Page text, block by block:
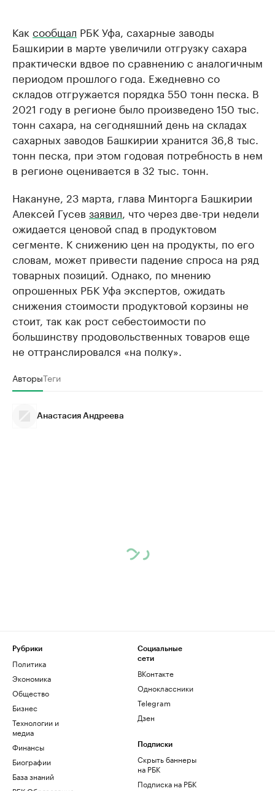
Как сообщал РБК Уфа, сахарные заводы
Башкирии в марте увеличили отгрузку сахара
практически вдвое по сравнению с аналогичным
периодом прошлого года. Ежедневно со
складов отгружается порядка 550 тонн песка. В
2021 году в регионе было произведено 150 тыс.
тонн сахара, на сегодняшний день на складах
сахарных заводов Башкирии хранится 36,8 тыс.
тонн песка, при этом годовая потребность в нем
в регионе оценивается в 32 тыс. тонн.
Накануне, 23 марта, глава Минторга Башкирии
Алексей Гусев заявил, что через две-три недели
ожидается ценовой спад в продуктовом
сегменте. К снижению цен на продукты, по его
словам, может привести падение спроса на ряд
товарных позиций. Однако, по мнению
опрошенных РБК Уфа экспертов, ожидать
снижения стоимости продуктовой корзины не
стоит, так как рост себестоимости по
большинству продовольственных товаров еще
не оттранслировался «на полку».
АвторыТеги
Анастасия Андреева
Рубрики
Политика
Экономика
Общество
Бизнес
Технологии и
медиа
Финансы
Биографии
База знаний
Социальные
сети
ВКонтакте
Одноклассники
Telegram
Дзен
Подписки
Скрыть баннеры
на РБК
Подписка на РБК